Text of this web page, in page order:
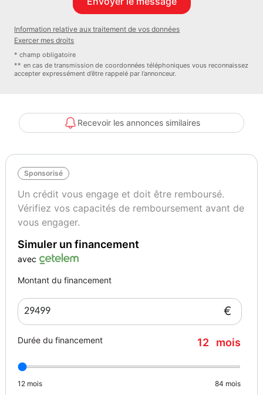
Snow + toit Volcano
Puissance réelle
136
Garantie mécanique
Spoticar-Premium 12 Mois
Information relative aux traitement de vos données
Exercer mes droits
* champ obligatoire
** en cas de transmission de coordonnées téléphoniques vous reconnaissez
accepter expressément d’être rappelé par l’annonceur.
Recevoir les annonces similaires
Sponsorisé
Un crédit vous engage et doit être remboursé.
Vérifiez vos capacités de remboursement avant de
vous engager.
Simuler un financement
avec
Montant du financement
€
Durée du financement 12 mois
12 mois 84 mois